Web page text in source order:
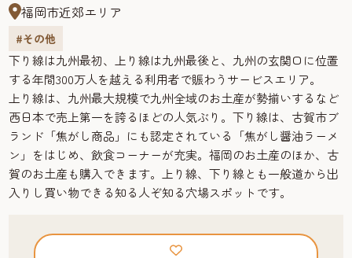
福岡市近郊エリア
#その他
下り線は九州最初、上り線は九州最後と、九州の玄関口に位置
する年間300万人を越える利用者で賑わうサービスエリア。
上り線は、九州最大規模で九州全域のお土産が勢揃いするなど
西日本で売上第一を誇るほどの人気ぶり。下り線は、古賀市ブ
ランド「焦がし商品」にも認定されている「焦がし醤油ラーメ
ン」をはじめ、飲食コーナーが充実。福岡のお土産のほか、古
賀のお土産も購入できます。上り線、下り線とも一般道から出
入りし買い物できる知る人ぞ知る穴場スポットです。